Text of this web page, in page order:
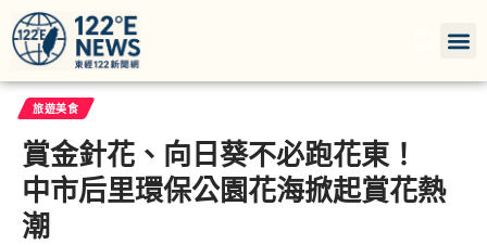
旅遊美食
賞金針花、向日葵不必跑花東！
中市后里環保公園花海掀起賞花熱
潮